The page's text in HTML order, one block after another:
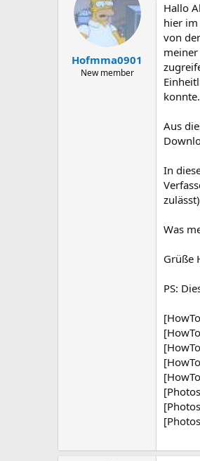
Hofmma0901
New member
Hallo
hier im
von
konnte.
Aus
In
Was
Grüße
PS: